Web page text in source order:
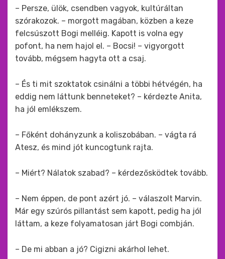
– Persze, ülök, csendben vagyok, kultúráltan
szórakozok. – morgott magában, közben a keze
felcsúszott Bogi melléig. Kapott is volna egy
pofont, ha nem hajol el. – Bocsi! – vigyorgott
tovább, mégsem hagyta ott a csaj.
– És ti mit szoktatok csinálni a többi hétvégén, ha
eddig nem láttunk benneteket? – kérdezte Anita,
ha jól emlékszem.
– Főként dohányzunk a koliszobában. – vágta rá
Atesz, és mind jót kuncogtunk rajta.
– Miért? Nálatok szabad? – kérdezősködtek tovább.
– Nem éppen, de pont azért jó. – válaszolt Marvin.
Már egy szúrós pillantást sem kapott, pedig ha jól
láttam, a keze folyamatosan járt Bogi combján.
– De mi abban a jó? Cigizni akárhol lehet.